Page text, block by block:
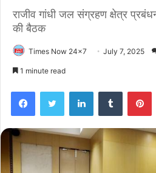
राजीव गांधी जल संग्रहण क्षेत्र
की बैठक
Times Now 24x7 July 7, 2025
1 minute read
FacebookTwitter LinkedInTumblr